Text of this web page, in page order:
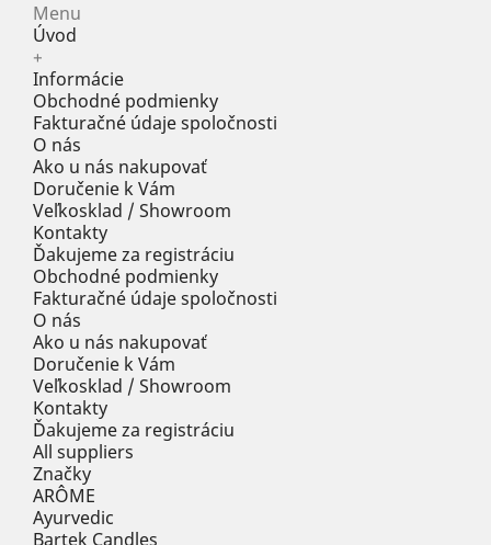
Menu
Úvod
+
Informácie
Obchodné podmienky
Fakturačné údaje spoločnosti
O nás
Ako u nás nakupovať
Doručenie k Vám
Veľkosklad / Showroom
Kontakty
Ďakujeme za registráciu
Obchodné podmienky
Fakturačné údaje spoločnosti
O nás
Ako u nás nakupovať
Doručenie k Vám
Veľkosklad / Showroom
Kontakty
Ďakujeme za registráciu
All suppliers
Značky
ARÔME
Ayurvedic
Bartek Candles